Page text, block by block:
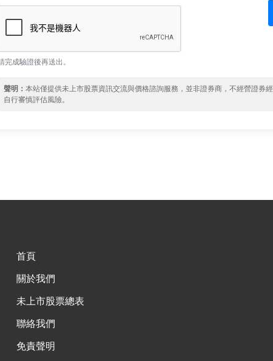
完成驗證後再送出。
聲明：本站僅提供未上市股票資訊交流與價格諮詢服務，並非證券商，不經營證券
自行審慎評估風險。
首頁
關於我們
未上市股票總表
聯絡我們
免責聲明